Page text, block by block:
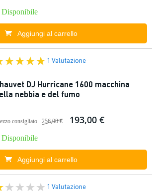
Disponibile
Aggiungi al carrello
1 Valutazione
DJ Hurricane 1600 macchina
nebbia e del fumo
consigliato 256,00 € 193,00 €
Disponibile
Aggiungi al carrello
1 Valutazione